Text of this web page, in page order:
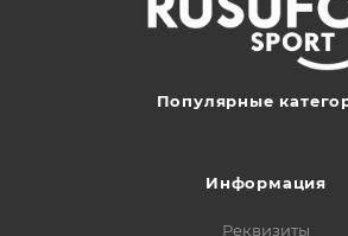
Популярные
Информация
Реквизиты